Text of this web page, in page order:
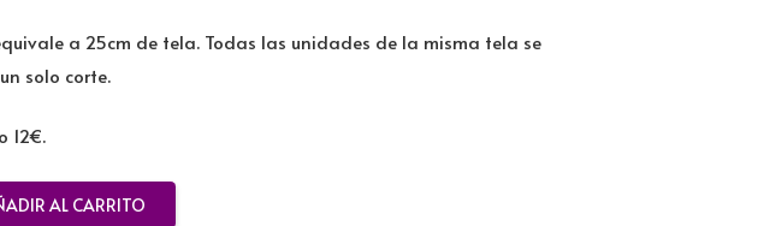
a 25cm de tela. Todas las unidades de la misma tela se
solo corte.
12€.
AL CARRITO